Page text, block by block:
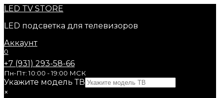
Перейти
содержанию
LED TV STORE
LED подсветка для телевизоров
Аккаунт
0
+7 (931) 293-58-66
Пн-Пт: 10:00 - 19:00 МСК
Укажите модель ТВ
×